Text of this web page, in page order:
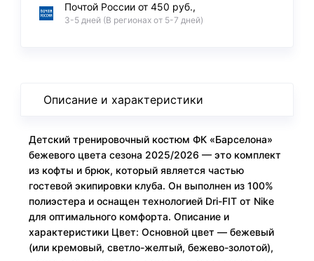
Почтой России от 450 руб.,
3-5 дней (В регионах от 5-7 дней)
Описание и характеристики
Детский тренировочный костюм ФК «Барселона»
бежевого цвета сезона 2025/2026 — это комплект
из кофты и брюк, который является частью
гостевой экипировки клуба. Он выполнен из 100%
полиэстера и оснащен технологией Dri-FIT от Nike
для оптимального комфорта. Описание и
характеристики Цвет: Основной цвет — бежевый
(или кремовый, светло-желтый, бежево-золотой),